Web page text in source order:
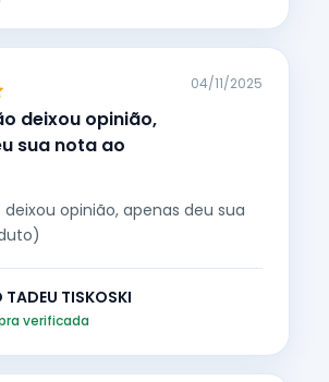
deixou opinião,
sua nota ao
04/11/2025
opinião, apenas deu sua
TADEU TISKOSKI
verificada